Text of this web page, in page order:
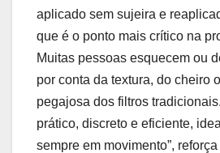
aplicado sem sujeira e
que é o ponto mais crítico na
Muitas pessoas esquecem ou
por conta da textura, do cheiro
pegajosa dos filtros
prático, discreto e eficiente,
sempre em movimento”,